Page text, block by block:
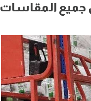
جميع المقاسات